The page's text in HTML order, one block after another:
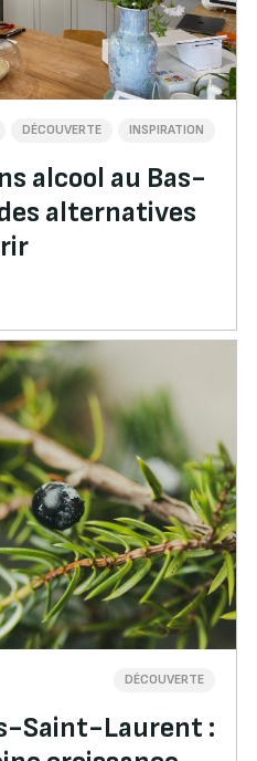
DÉCOUVERTE INSPIRATION
alcool au Bas-
alternatives
DÉCOUVERTE
Saint-Laurent :